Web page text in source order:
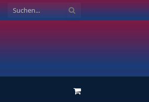
Einkaufswagen